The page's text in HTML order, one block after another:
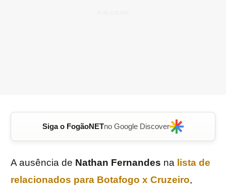
Siga o FogãoNETno Google Discover
A ausência de Nathan Fernandes na lista de
relacionados para Botafogo x Cruzeiro,